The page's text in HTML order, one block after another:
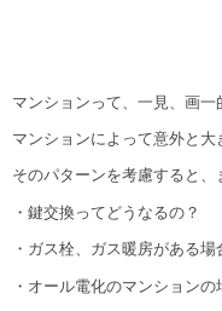
マンションって、一見、画一
マンションによって意外と大
そのパターンを考慮すると、
・鍵交換ってどうなるの？
・ガス栓、ガス暖房がある場
・オール電化のマンション